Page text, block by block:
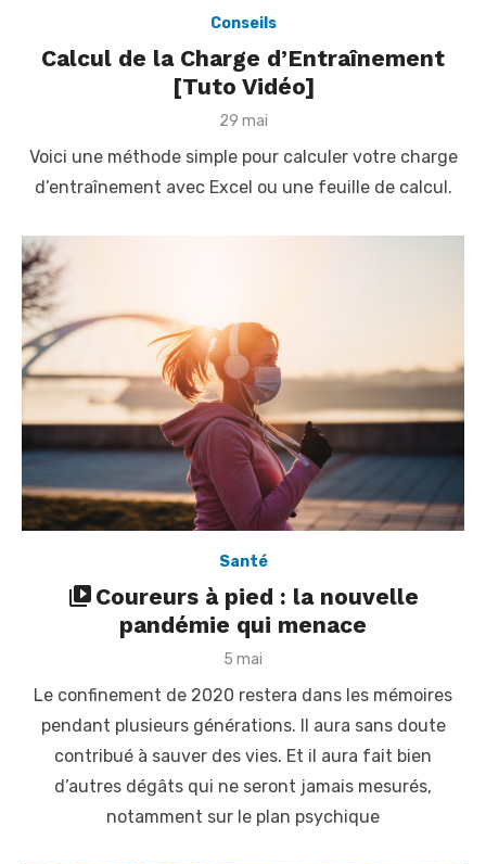
Conseils
Calcul de la Charge d’Entraînement
[Tuto Vidéo]
P
s
t
e
29 mai
Voici une méthode simple pour calculer votre charge
d’entraînement avec Excel ou une feuille de calcul.
Santé
Coureurs à pied : la nouvelle
pandémie qui menace
P
s
t
e
d
n
5 mai
Le confinement de 2020 restera dans les mémoires
pendant plusieurs générations. Il aura sans doute
contribué à sauver des vies. Et il aura fait bien
d’autres dégâts qui ne seront jamais mesurés,
notamment sur le plan psychique